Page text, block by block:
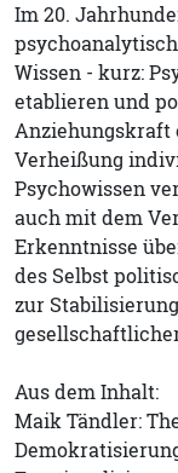
Im 20.
Wissen - kurz:
etablieren und
Anziehungskraft
Verheißung
Psychowissen
auch mit dem
Erkenntnisse
des Selbst
zur
Aus dem Inhalt:
Maik Tändler: